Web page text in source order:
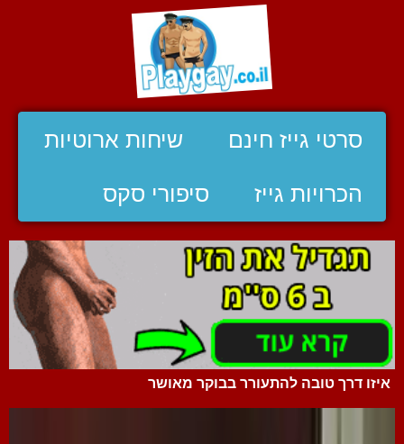
סרטי גייז חינם שיחות ארוטיות
הכרויות גייז סיפורי סקס
איזו דרך טובה להתעורר בבוקר מאושר